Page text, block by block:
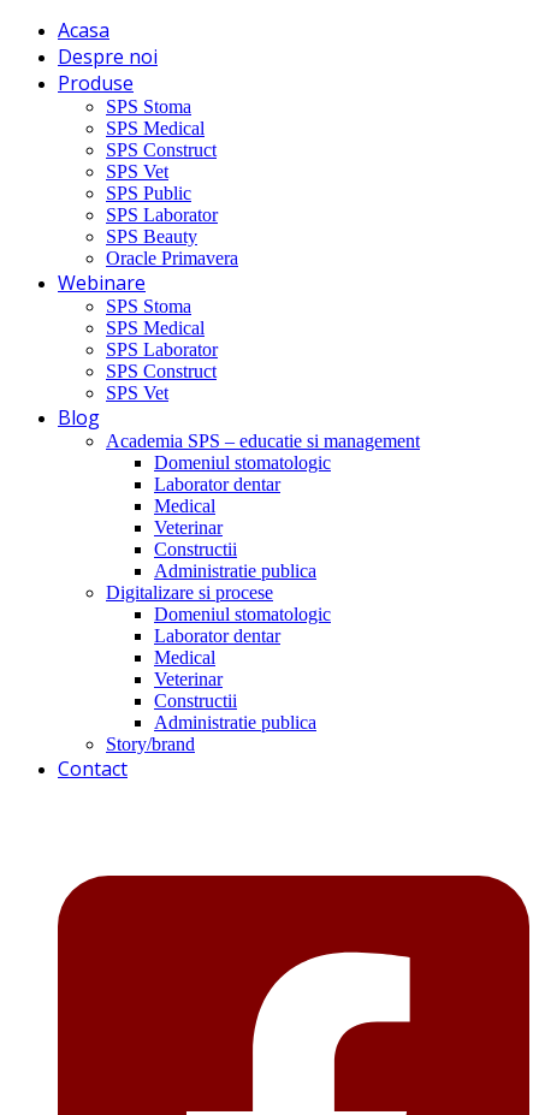
Acasa
Despre noi
Produse
SPS Stoma
SPS Medical
SPS Construct
SPS Vet
SPS Public
SPS Laborator
SPS Beauty
Oracle Primavera
Webinare
SPS Stoma
SPS Medical
SPS Laborator
SPS Construct
SPS Vet
Blog
Academia SPS – educatie si management
Domeniul stomatologic
Laborator dentar
Medical
Veterinar
Constructii
Administratie publica
Digitalizare si procese
Domeniul stomatologic
Laborator dentar
Medical
Veterinar
Constructii
Administratie publica
Story/brand
Contact